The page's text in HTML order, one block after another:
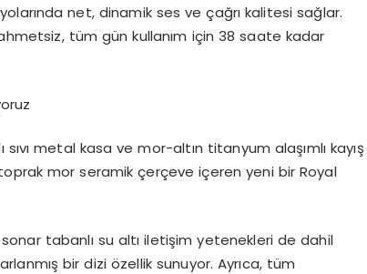
net, dinamik ses ve çağrı kalitesi sağlar.
tüm gün kullanım için 38 saate kadar
sıvı metal kasa ve mor-altın titanyum alaşımlı kayış
mor seramik çerçeve içeren yeni bir Royal
tabanlı su altı iletişim yetenekleri de dahil
bir dizi özellik sunuyor. Ayrıca, tüm